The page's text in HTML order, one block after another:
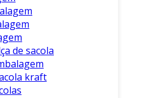
de sacola
kraft